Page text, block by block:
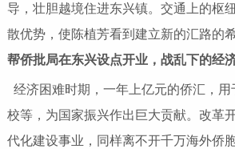
导，壮胆越境住进东兴镇。交通上的枢
散优势，使陈植芳看到建立新的汇路的
帮侨批局在东兴设点开业，战乱下的经
经济困难时期，一年上亿元的侨汇，
校等，为国家振兴作出巨大贡献。改革
代化建设事业，同样离不开千万海外侨